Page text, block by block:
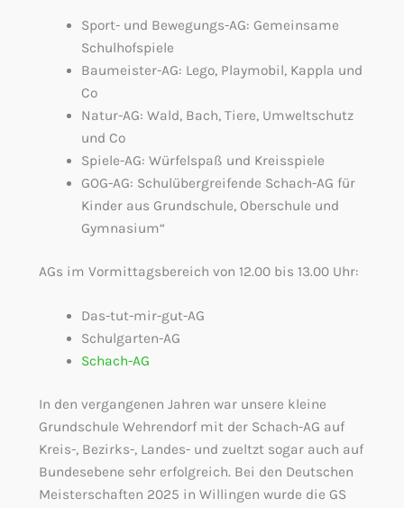
Sport- und Bewegungs-AG: Gemeinsame
Schulhofspiele
Baumeister-AG: Lego, Playmobil, Kappla und
Co
Natur-AG: Wald, Bach, Tiere, Umweltschutz
und Co
Spiele-AG: Würfelspaß und Kreisspiele
GOG-AG: Schulübergreifende Schach-AG für
Kinder aus Grundschule, Oberschule und
Gymnasium“
AGs im Vormittagsbereich von 12.00 bis 13.00 Uhr:
Das-tut-mir-gut-AG
Schulgarten-AG
Schach-AG
In den vergangenen Jahren war unsere kleine
Grundschule Wehrendorf mit der Schach-AG auf
Kreis-, Bezirks-, Landes- und zueltzt sogar auch auf
Bundesebene sehr erfolgreich. Bei den Deutschen
Meisterschaften 2025 in Willingen wurde die GS